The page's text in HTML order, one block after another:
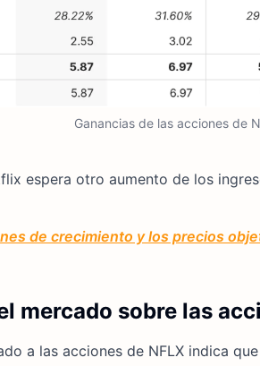
Ganancias de las acciones de
espera otro aumento de los
de crecimiento y los precios
mercado sobre las
a las acciones de NFLX indica